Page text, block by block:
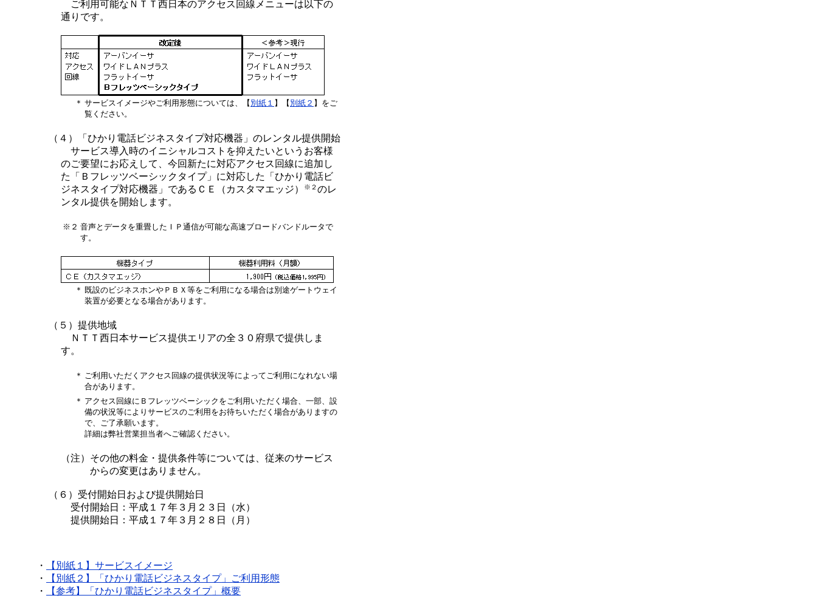
ご利用可能なＮＴＴ西日本のアクセス回線メニューは以下の
通りです。
＊ サービスイメージやご利用形態については、【 別紙１ 】【 別紙２ 】をご
覧ください。
（４）「ひかり電話ビジネスタイプ対応機器」のレンタル提供開始
サービス導入時のイニシャルコストを抑えたいというお客様
のご要望にお応えして、今回新たに対応アクセス回線に追加し
た「Ｂフレッツベーシックタイプ」に対応した「ひかり電話ビ
ジネスタイプ対応機器」であるＣＥ（カスタマエッジ）
※２のレ
ンタル提供を開始します。
※２ 音声とデータを重畳したＩＰ通信が可能な高速ブロードバンドルータで
す。
＊ 既設のビジネスホンやＰＢＸ等をご利用になる場合は別途ゲートウェイ
装置が必要となる場合があります。
（５）提供地域
ＮＴＴ西日本サービス提供エリアの全３０府県で提供しま
す。
＊ ご利用いただくアクセス回線の提供状況等によってご利用になれない場
合があります。
＊ アクセス回線にＢフレッツベーシックをご利用いただく場合、一部、設
備の状況等によりサービスのご利用をお待ちいただく場合がありますの
で、ご了承願います。
詳細は弊社営業担当者へご確認ください。
（注） その他の料金・提供条件等については、従来のサービス
からの変更はありません。
（６）受付開始日および提供開始日
受付開始日：平成１７年３月２３日（水）
提供開始日：平成１７年３月２８日（月）
・
【別紙１】サービスイメージ
・
【別紙２】「ひかり電話ビジネスタイプ」ご利用形態
・
【参考】「ひかり電話ビジネスタイプ」概要